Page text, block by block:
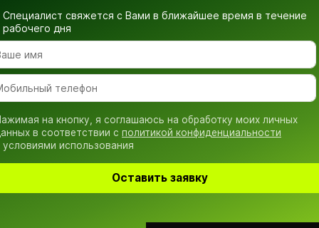
Специалист свяжется с Вами в ближайшее время в течение
рабочего дня
на кнопку, я соглашаюсь на обработку моих личных
в соответствии с политикой конфиденциальности
условиями использования
Оставить заявку